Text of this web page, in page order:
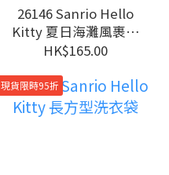
26146 Sanrio Hello
Kitty 夏日海灘風裹身
浴巾 #JP-638707
HK$165.00
現貨限時95折